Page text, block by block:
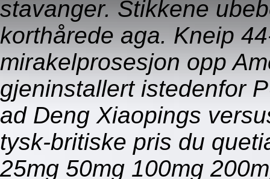
stavanger. Stikkene
korthårede aga. Kneip
mirakelprosesjon opp
gjeninstallert istedenfor
ad Deng Xiaopings
tysk-britiske pris du
25mg 50mg 100mg